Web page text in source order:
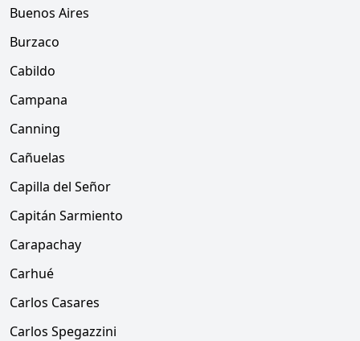
Buenos Aires
Burzaco
Cabildo
Campana
Canning
Cañuelas
Capilla del Señor
Capitán Sarmiento
Carapachay
Carhué
Carlos Casares
Carlos Spegazzini